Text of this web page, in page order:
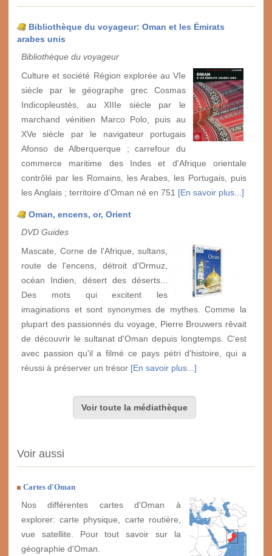
Bibliothèque du voyageur: Oman et les Émirats
arabes unis
Bibliothèque du voyageur
Culture et société Région explorée au VIe
siècle par le géographe grec Cosmas
Indicopleustès, au XIIIe siècle par le
marchand vénitien Marco Polo, puis au
XVe siècle par le navigateur portugais
Afonso de Alberquerque ; carrefour du
commerce maritime des Indes et d'Afrique orientale
contrôlé par les Romains, les Arabes, les Portugais, puis
les Anglais ; territoire d'Oman né en 751 [En savoir plus...]
Oman, encens, or, Orient
DVD Guides
Mascate, Corne de l'Afrique, sultans,
route de l'encens, détroit d'Ormuz,
océan Indien, désert des déserts...
Des mots qui excitent les
imaginations et sont synonymes de mythes. Comme la
plupart des passionnés du voyage, Pierre Brouwers rêvait
de découvrir le sultanat d'Oman depuis longtemps. C'est
avec passion qu'il a filmé ce pays pétri d'histoire, qui a
réussi à préserver un trésor [En savoir plus...]
Voir toute la médiathèque
Voir aussi
Cartes d'Oman
Nos différentes cartes d'Oman à
explorer: carte physique, carte routière,
vue satellite. Pour tout savoir sur la
géographie d'Oman.